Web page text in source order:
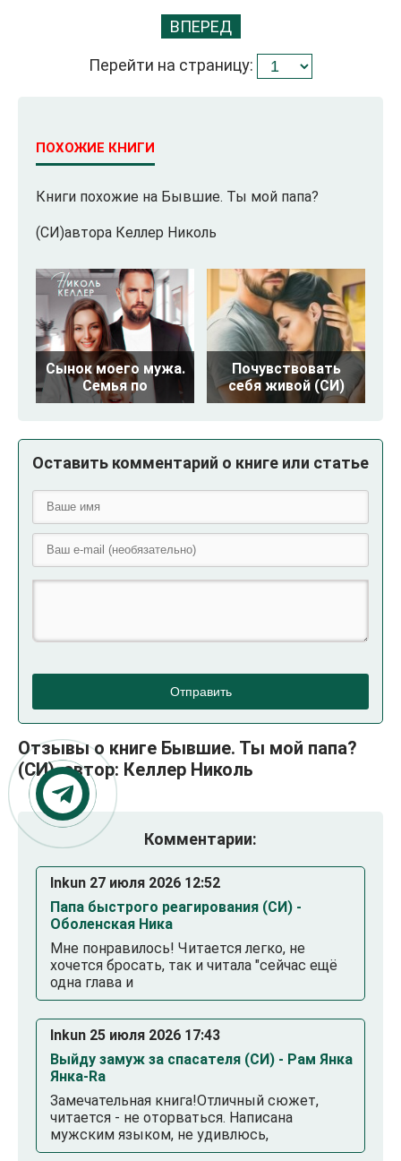
ВПЕРЕД
Перейти на страницу:
ПОХОЖИЕ КНИГИ
Книги похожие на Бывшие. Ты мой папа?
(СИ)автора Келлер Николь
Сынок моего мужа.
Семья по
Почувствовать
себя живой (СИ)
Оставить комментарий о книге или статье
Отправить
Отзывы о книге Бывшие. Ты мой папа?
(СИ), автор: Келлер Николь
Комментарии:
Inkun 27 июля 2026 12:52
Папа быстрого реагирования (СИ) -
Оболенская Ника
Мне понравилось! Читается легко, не
хочется бросать, так и читала "сейчас ещё
одна глава и
Inkun 25 июля 2026 17:43
Выйду замуж за спасателя (СИ) - Рам Янка
Янка-Ra
Замечательная книга!Отличный сюжет,
читается - не оторваться. Написана
мужским языком, не удивлюсь,